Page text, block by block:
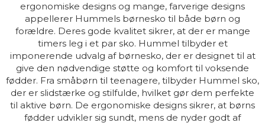
ergonomiske designs og mange, farverige designs
appellerer Hummels børnesko til både børn og
forældre. Deres gode kvalitet sikrer, at der er mange
timers leg i et par sko. Hummel tilbyder et
imponerende udvalg af børnesko, der er designet til at
give den nødvendige støtte og komfort til voksende
fødder. Fra småbørn til teenagere, tilbyder Hummel sko,
der er slidstærke og stilfulde, hvilket gør dem perfekte
til aktive børn. De ergonomiske designs sikrer, at børns
fødder udvikler sig sundt, mens de nyder godt af